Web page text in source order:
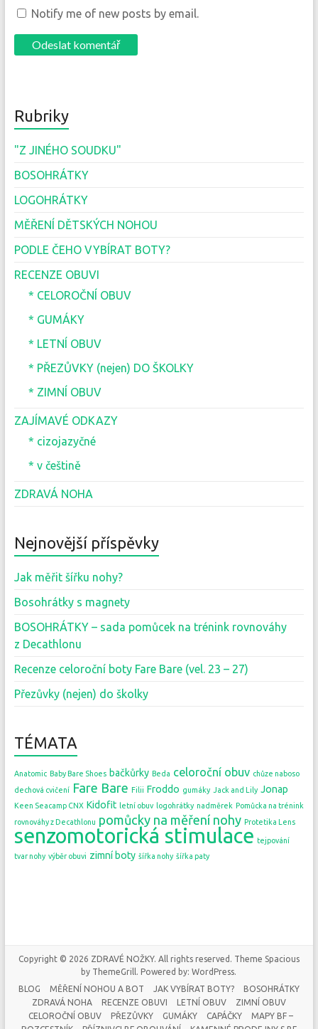
Notify me of new posts by email.
Rubriky
"Z JINÉHO SOUDKU"
BOSOHRÁTKY
LOGOHRÁTKY
MĚŘENÍ DĚTSKÝCH NOHOU
PODLE ČEHO VYBÍRAT BOTY?
RECENZE OBUVI
* CELOROČNÍ OBUV
* GUMÁKY
* LETNÍ OBUV
* PŘEZŮVKY (nejen) DO ŠKOLKY
* ZIMNÍ OBUV
ZAJÍMAVÉ ODKAZY
* cizojazyčné
* v češtině
ZDRAVÁ NOHA
Nejnovější příspěvky
Jak měřit šířku nohy?
Bosohrátky s magnety
BOSOHRÁTKY – sada pomůcek na trénink rovnováhy
z Decathlonu
Recenze celoroční boty Fare Bare (vel. 23 – 27)
Přezůvky (nejen) do školky
TÉMATA
Anatomic Baby Bare Shoes bačkůrky Beda celoroční obuv chůze naboso
dechová cvičení Fare Bare Filii Froddo gumáky Jack and Lily Jonap
Keen Seacamp CNX Kidofit letní obuv logohrátky nadměrek Pomůcka na trénink
rovnováhy z Decathlonu pomůcky na měření nohy Protetika Lens
senzomotorická stimulace tejpování
tvar nohy výběr obuvi zimní boty šířka nohy šířka paty
Copyright © 2026 ZDRAVÉ NOŽKY. All rights reserved. Theme Spacious
by ThemeGrill. Powered by:WordPress.
BLOG
MĚŘENÍ NOHOU A BOT JAK VYBÍRAT BOTY?
BOSOHRÁTKY
ZDRAVÁ NOHA
RECENZE OBUVI LETNÍ OBUV
ZIMNÍ OBUV
CELOROČNÍ OBUV
PŘEZŮVKY GUMÁKY CAPÁČKY
MAPY BF –